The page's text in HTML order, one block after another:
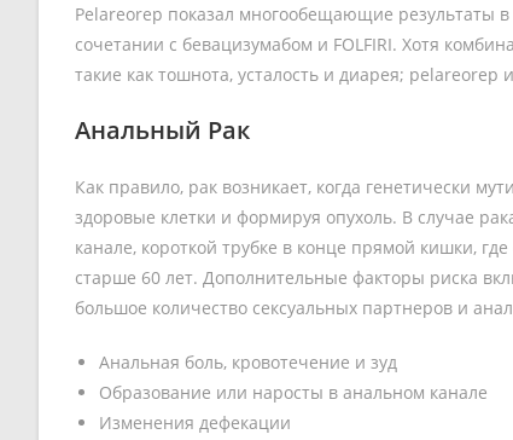
Pelareorep показал многообещающие результаты
сочетании с бевацизумабом и FOLFIRI. Хотя
такие как тошнота, усталость и диарея;
Анальный Рак
Как правило, рак возникает, когда генетически
здоровые клетки и формируя опухоль. В случае
канале, короткой трубке в конце прямой кишки,
старше 60 лет. Дополнительные факторы риска
большое количество сексуальных партнеров и
Анальная боль, кровотечение и зуд
Образование или наросты в анальном канале
Изменения дефекации